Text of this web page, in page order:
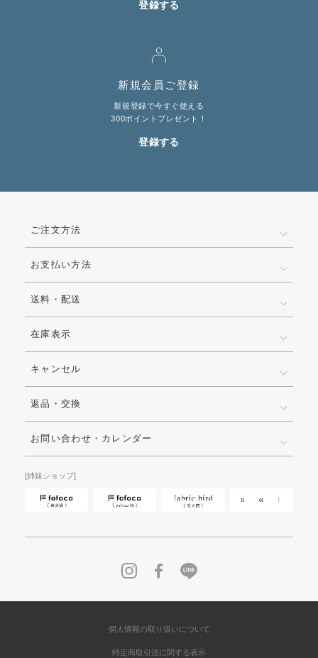
登録する
新規会員ご登録
新規登録で今すぐ使える
300ポイントプレゼント！
登録する
ご注文方法
お支払い方法
送料・配送
在庫表示
キャンセル
返品・交換
お問い合わせ・カレンダー
[姉妹ショップ]
個人情報の取り扱いについて
特定商取引法に関する表示